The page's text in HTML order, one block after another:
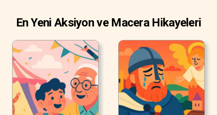
En Yeni Aksiyon ve Macera Hikayeleri